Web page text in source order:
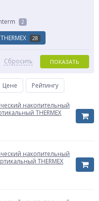
2
THERMEX 28
ПОКАЗАТЬ
Сбросить
Цене Рейтингу
накопительный
THERMEX
накопительный
THERMEX